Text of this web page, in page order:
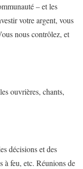
– et les
votre argent, vous
nous contrôlez, et
ouvrières, chants,
décisions et des
à feu, etc. Réunions de